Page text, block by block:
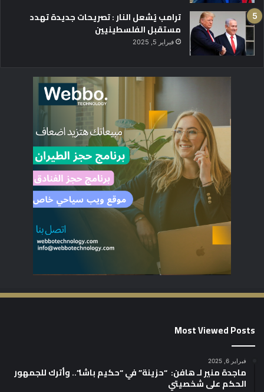
ترامب يُشعل النار : تصريحات جديدة تهدد
مستقبل الفلسطينيين
فبراير 5, 2025
Most Viewed Posts
فبراير 6, 2025
ماجدة منير لـ هافن: “حزينة” في “حكيم باشا”.. وأترك للجمهور
الحكم على شخصيتي